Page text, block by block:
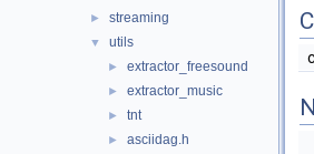
► streaming
▼ utils
► extractor_freesound
► extractor_music
► tnt
► asciidag.h